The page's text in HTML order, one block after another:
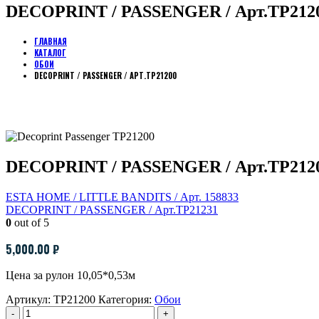
DECOPRINT / PASSENGER /
ГЛАВНАЯ
КАТАЛОГ
ОБОИ
DECOPRINT / PASSENGER / АРТ.TP21200
DECOPRINT / PASSENGER /
ESTA HOME / LITTLE BANDITS / Арт. 158833
DECOPRINT / PASSENGER / Арт.TP21231
0 out of 5
5,000.00 ₽
Цена за рулон 10,05*0,53м
Артикул: TP21200 Категория: Обои
-
+